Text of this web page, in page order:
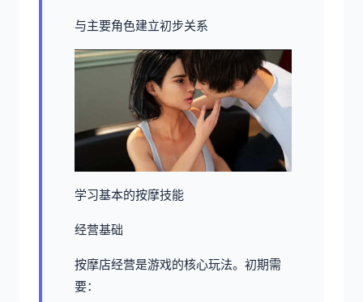
与主要角色建立初步关系
学习基本的按摩技能
经营基础
按摩店经营是游戏的核心玩法。初期需
要：